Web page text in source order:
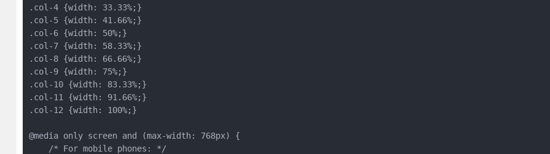
.col-4 {width: 33.33%;}
.col-5 {width: 41.66%;}
.col-6 {width: 50%;}
.col-7 {width: 58.33%;}
.col-8 {width: 66.66%;}
.col-9 {width: 75%;}
.col-10 {width: 83.33%;}
.col-11 {width: 91.66%;}
.col-12 {width: 100%;}
@media only screen and (max-width: 768px) {
    /* For mobile phones: */